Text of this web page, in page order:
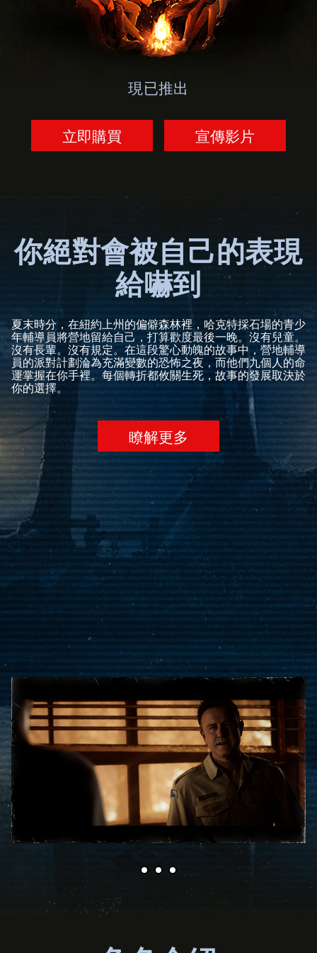
現已推出
立即購買 宣傳影片
你絕對會被自己的表現
給嚇到
夏末時分，在紐約上州的偏僻森林裡，哈克特採石場的青少
年輔導員將營地留給自己，打算歡度最後一晚。沒有兒童。
沒有長輩。沒有規定。在這段驚心動魄的故事中，營地輔導
員的派對計劃淪為充滿變數的恐怖之夜，而他們九個人的命
運掌握在你手裡。每個轉折都攸關生死，故事的發展取決於
你的選擇。
瞭解更多
Accept
& Play
點擊「播放」即表
示你同意
YouTube的隱私
權政策，並同意將
資料傳輸至
Google伺服